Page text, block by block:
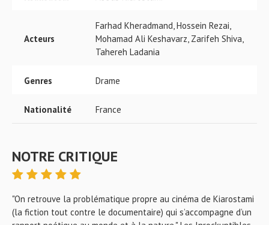
Acteurs
Farhad Kheradmand, Hossein Rezai,
Mohamad Ali Keshavarz, Zarifeh Shiva,
Tahereh Ladania
Genres Drame
Nationalité France
NOTRE CRITIQUE
"On retrouve la problématique propre au cinéma de Kiarostami
(la fiction tout contre le documentaire) qui s’accompagne d’un